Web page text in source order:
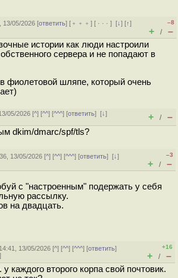
13/05/2026 [ответить] [ ﹢﹢﹢] [ · · ·][↓] [↑]
–8
+ / –
истории как люди настроили
сервера и не попадают в
фиолетовой шляпе, который очень
05/2026 [^] [^^] [^^^] [ответить][↓]
+ / –
dkim/dmarc/spf/tls?
13/05/2026 [^] [^^] [^^^] [ответить][↓]
–3
+ / –
с "настроенным" подержать у себя
рассылку.
на двадцать.
13/05/2026 [^] [^^] [^^^] [ответить]
]
+16
+ / –
каждого второго корпа свой почтовик.